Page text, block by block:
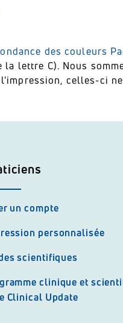
des couleurs
la lettre C). Nous
celles-ci
un compte
personnalisée
scientifiques
clinique et
Clinical Update